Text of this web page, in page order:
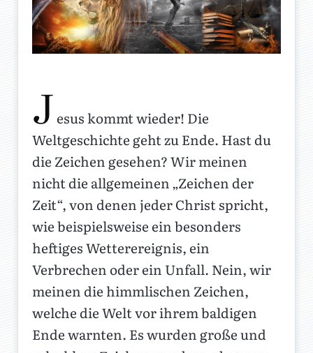
J esus kommt wieder! Die
Weltgeschichte geht zu Ende. Hast du
die Zeichen gesehen? Wir meinen
nicht die allgemeinen „Zeichen der
Zeit“, von denen jeder Christ spricht,
wie beispielsweise ein besonders
heftiges Wetterereignis, ein
Verbrechen oder ein Unfall. Nein, wir
meinen die himmlischen Zeichen,
welche die Welt vor ihrem baldigen
Ende warnten. Es wurden große und